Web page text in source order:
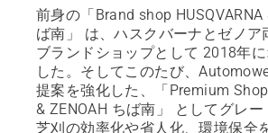
前身の「Brand shop HUSQVARNA
ば南」 は、ハスクバーナとゼノア
ブランドショップとして 2018年
した。そしてこのたび、
提案を強化した、「Premium Shop
& ZENOAH ちば南」 としてグレー
芝刈の効率化や省人化、環境保全